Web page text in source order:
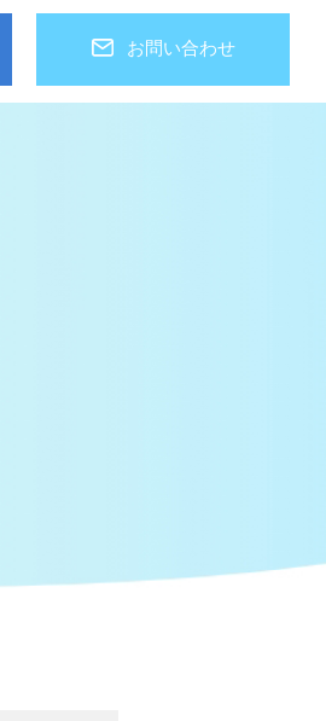
お問い合わせ